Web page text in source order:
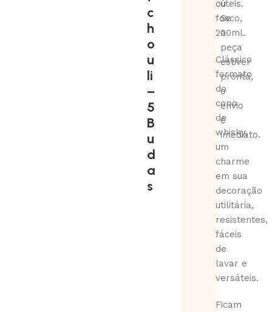
c
h
o
u
li
–
5
B
u
d
a
s
úteis.
Se
a
peça
estiver
pronta,
o
envio
é
imediato.
ou
fosco,
200ml.
Clássico
formato
do
copo
de
whisky,
um
charme
em sua
decoração
utilitária,
resistentes,
fáceis
de
lavar e
versáteis.
Ficam